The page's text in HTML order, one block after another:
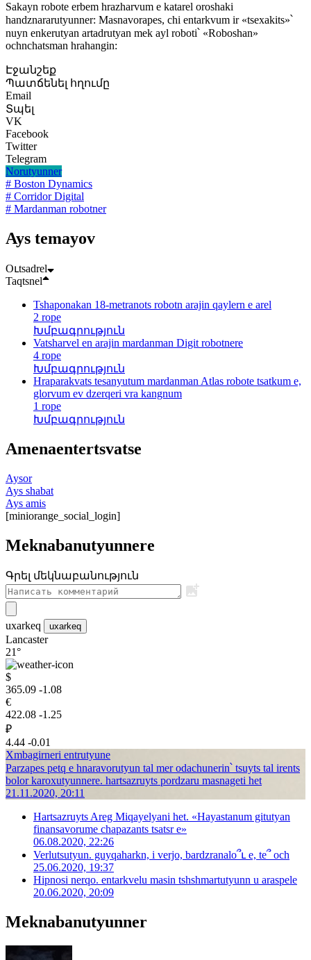
Sakayn robote erbem hrazharvum e katarel oroshaki
handznararutyunner: Masnavorapes, chi entarkvum ir «tsexakits»՝
nuyn enkerutyan artadrutyan mek ayl roboti՝ «Roboshan»
ochnchatsman hrahangin:
Էջանշեք
Պատճենել հղումը
Email
Տպել
VK
Facebook
Twitter
Telegram
Norutyunner
# Boston Dynamics
# Corridor Digital
# Mardanman robotner
Ays temayov
Oւtsadrel
Taqtsnel
Tshaponakan 18-metranots robotn arajin qaylern e arel
2 rope
Խմբագրություն
Vatsharvel en arajin mardanman Digit robotnere
4 rope
Խմբագրություն
Hraparakvats tesanyutum mardanman Atlas robote tsatkum e,
glorvum ev dzerqeri vra kangnum
1 rope
Խմբագրություն
Amenaentertsvatse
Aysor
Ays shabat
Ays amis
[miniorange_social_login]
Meknabanutyunnere
Գրել մեկնաբանություն
uxarkeq uxarkeq
Lancaster
21°
$
365.09 -1.08
€
422.08 -1.25
₽
4.44 -0.01
Xmbagirneri entrutyune
Parzapes petq e hnaravorutyun tal mer odachunerin՝ tsuyts tal irents
bolor karoxutyunnere. hartsazruyts pordzaru masnageti het
21.11.2020, 20:11
Hartsazruyts Areg Miqayelyani het. «Hayastanum gitutyan
finansavorume chapazants tsatsr e»
06.08.2020, 22:26
Verlutsutyun. guyqaharkn, i verjo, bardzranalo՞ւ e, te՞ och
25.06.2020, 19:37
Hipnosi nerqo. entarkvelu masin tshshmartutyunn u araspele
20.06.2020, 20:09
Meknabanutyunner